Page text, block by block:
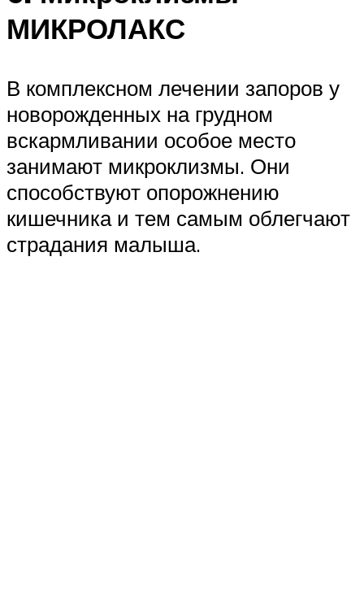
МИКРОЛАКС
В комплексном лечении запоров у
новорожденных на грудном
вскармливании особое место
занимают микроклизмы. Они
способствуют опорожнению
кишечника и тем самым облегчают
страдания малыша.